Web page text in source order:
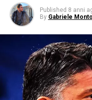
Published 8 anni
By Gabriele